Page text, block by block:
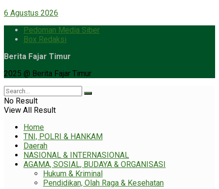
6 Agustus 2026
Pedoman Media Siber
Box Redaksi
Berita Fajar Timur
2025 @ Berita Fajar Timur
No Result
View All Result
Home
TNI, POLRI & HANKAM
Daerah
NASIONAL & INTERNASIONAL
AGAMA, SOSIAL, BUDAYA & ORGANISASI
Hukum & Kriminal
Pendidikan, Olah Raga & Kesehatan